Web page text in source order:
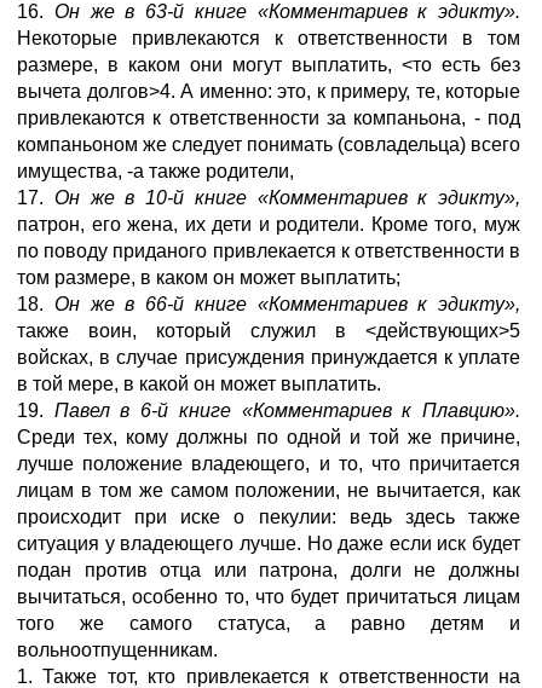
16. Он же в 63-й книге «Комментариев к эдикту».
Некоторые привлекаются к ответственности в том
размере, в каком они могут выплатить, <то есть без
вычета долгов>4. А именно: это, к примеру, те, которые
привлекаются к ответственности за компаньона, - под
компаньоном же следует понимать (совладельца) всего
имущества, -а также родители,
17. Он же в 10-й книге «Комментариев к эдикту»,
патрон, его жена, их дети и родители. Кроме того, муж
по поводу приданого привлекается к ответственности в
том размере, в каком он может выплатить;
18. Он же в 66-й книге «Комментариев к эдикту»,
также воин, который служил в <действующих>5
войсках, в случае присуждения принуждается к уплате
в той мере, в какой он может выплатить.
19. Павел в 6-й книге «Комментариев к Плавцию».
Среди тех, кому должны по одной и той же причине,
лучше положение владеющего, и то, что причитается
лицам в том же самом положении, не вычитается, как
происходит при иске о пекулии: ведь здесь также
ситуация у владеющего лучше. Но даже если иск будет
подан против отца или патрона, долги не должны
вычитаться, особенно то, что будет причитаться лицам
того же самого статуса, а равно детям и
вольноотпущенникам.
1. Также тот, кто привлекается к ответственности на